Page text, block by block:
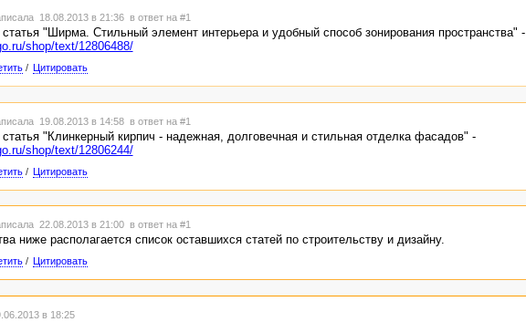
18.08.2013 в 21:36 в ответ на #1
"Ширма. Стильный элемент интерьера и удобный способ зонирования пространства" -
shop/text/12806488/
/ Цитировать
19.08.2013 в 14:58 в ответ на #1
"Клинкерный кирпич - надежная, долговечная и стильная отделка фасадов" -
shop/text/12806244/
/ Цитировать
22.08.2013 в 21:00 в ответ на #1
ниже располагается список оставшихся статей по строительству и дизайну.
/ Цитировать
в 18:25